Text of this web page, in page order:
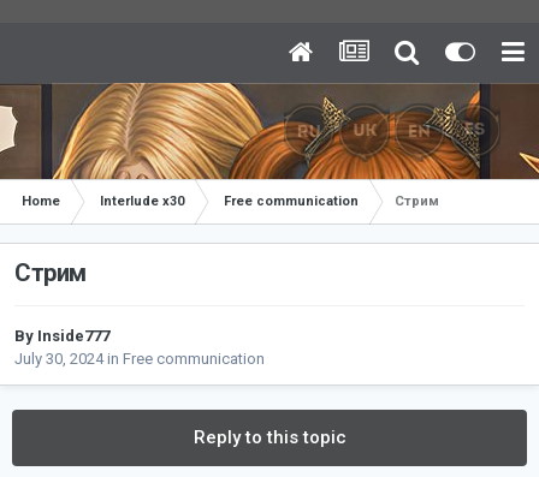
Home Interlude x30 Free communication Стрим
Стрим
By Inside777
July 30, 2024in Free communication
Reply to this topic